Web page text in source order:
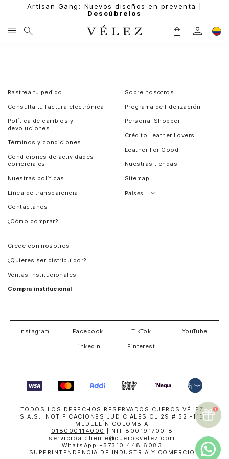
Artisan Gang: Nuevos diseños en preventa |
Descúbrelos
Rastrea tu pedido
Consulta tu factura electrónica
Política de cambios y
devoluciones
Términos y condiciones
Condiciones de actividades
comerciales
Nuestras políticas
Línea de transparencia
Contáctanos
¿Cómo comprar?
Sobre nosotros
Programa de fidelización
Personal Shopper
Crédito Leather Lovers
Leather For Good
Nuestras tiendas
Sitemap
Países
Crece con nosotros
¿Quieres ser distribuidor?
Ventas Institucionales
Compra institucional
Instagram Facebook TikTok YouTube
LinkedIn Pinterest
TODOS LOS DERECHOS RESERVADOS CUEROS VÉLEZ
S.A.S. NOTIFICACIONES JUDICIALES CL 29 # 52 -115
MEDELLÍN COLOMBIA
018000114000
| NIT 800191700-8
servicioalcliente@cuerosvelez.com
WhatsApp +57310 448 6083
SUPERINTENDENCIA DE INDUSTRIA Y COMERCIO